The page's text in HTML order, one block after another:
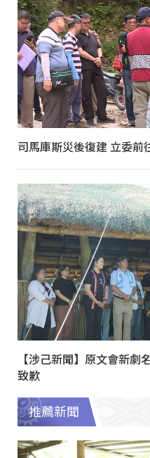
司馬庫斯災後復建 立委前
【涉己新聞】原文會新
致歉
推薦新聞